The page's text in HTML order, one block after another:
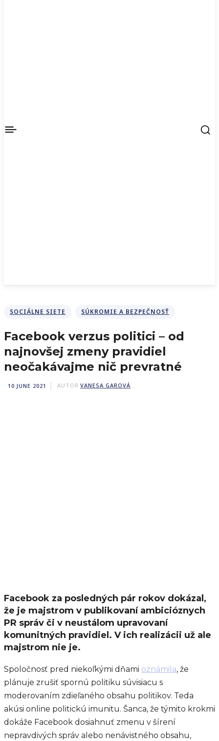
SOCIÁLNE SIETE SÚKROMIE A BEZPEČNOSŤ
Facebook verzus politici – od
najnovšej zmeny pravidiel
neočakávajme nič prevratné
10 JUNE 2021 AUTOR VANESA GAROVÁ
Facebook za posledných pár rokov dokázal,
že je majstrom v publikovaní ambicióznych
PR správ či v neustálom upravovaní
komunitných pravidiel. V ich realizácii už ale
majstrom nie je.
Spoločnosť pred niekoľkými dňami oznámila, že
plánuje zrušiť spornú politiku súvisiacu s
moderovaním zdieľaného obsahu politikov. Teda
akúsi online politickú imunitu. Šanca, že týmito krokmi
dokáže Facebook dosiahnuť zmenu v šírení
nepravdivých správ alebo nenávistného obsahu,